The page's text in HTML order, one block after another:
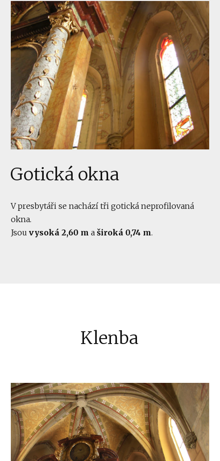
Gotická okna
V presbytáři se nachází tři gotická neprofilovaná
okna.
Jsouvysoká 2,60 m aširoká 0,74 m.
Klenba